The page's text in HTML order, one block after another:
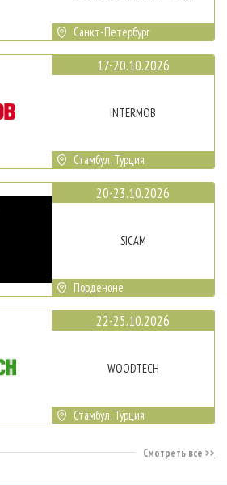
Санкт-Петербург
17-20.10.2026
INTERMOB
Стамбул, Турция
20-23.10.2026
SICAM
Порденоне
22-25.10.2026
WOODTECH
Стамбул, Турция
Смотреть все